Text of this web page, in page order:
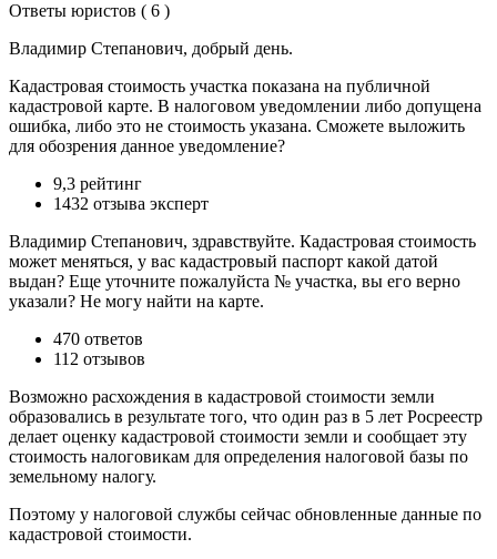
Ответы юристов ( 6 )
Владимир Степанович, добрый день.
Кадастровая стоимость участка показана на публичной
кадастровой карте. В налоговом уведомлении либо допущена
ошибка, либо это не стоимость указана. Сможете выложить
для обозрения данное уведомление?
9,3 рейтинг
1432 отзыва эксперт
Владимир Степанович, здравствуйте. Кадастровая стоимость
может меняться, у вас кадастровый паспорт какой датой
выдан? Еще уточните пожалуйста № участка, вы его верно
указали? Не могу найти на карте.
470 ответов
112 отзывов
Возможно расхождения в кадастровой стоимости земли
образовались в результате того, что один раз в 5 лет Росреестр
делает оценку кадастровой стоимости земли и сообщает эту
стоимость налоговикам для определения налоговой базы по
земельному налогу.
Поэтому у налоговой службы сейчас обновленные данные по
кадастровой стоимости.